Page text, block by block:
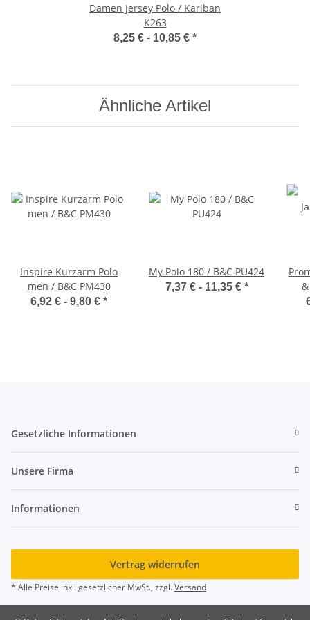
Damen Jersey Polo / Kariban
K263
8,25 € - 10,85 € *
Ähnliche Artikel
Inspire Kurzarm Polo
men / B&C PM430
6,92 € - 9,80 € *
My Polo 180 / B&C PU424
7,37 € - 11,35 € *
Gesetzliche Informationen
Unsere Firma
Informationen
Vertrag widerrufen
* Alle Preise inkl. gesetzlicher MwSt., zzgl.Versand